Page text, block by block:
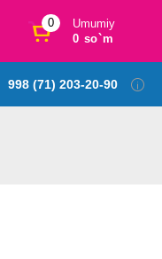
0
Umumiy
0 so`m
998 (71) 203-20-90